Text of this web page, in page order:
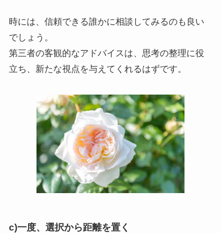
時には、信頼できる誰かに相談してみるのも良い
でしょう。
第三者の客観的なアドバイスは、思考の整理に役
立ち、新たな視点を与えてくれるはずです。
c)一度、選択から距離を置く